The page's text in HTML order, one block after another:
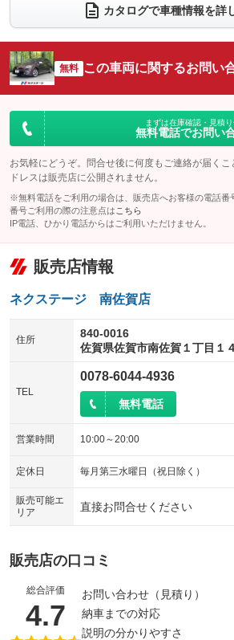
電動リアゲート フロ
：装
：装備なし ：装
サイドカメラ
：装備なし ルー
：装
：装備なし
：装
カタログで車種情報を詳
無料 この車両に関するお問い
まずは在庫確認・見積
無料電話でお問い
お気軽にどうぞ。問合せ後に何度もご連絡が届く
ドレスは販売店に公開されません。
※無料電話をご利用の場合は、販売店へお客様の電話番
番号ご利用の際の注意点は こちら
IP電話、ひかり電話からはご利用いただけません。
販売店情報
ネクステージ 南佐賀店
住所
840-0016
佐賀県佐賀市南佐賀１丁目１
TEL
0078-6044-4936
無料電話
営業時間 10:00～20:00
定休日 毎月第三水曜日（祝日除く）
販売可能エ
リア
直接お問合せください
販売店の口コミ
総合評価
4.7 （5点満点中
お問い合わせ（見積り）
納車までの対応
説明の分かりやすさ